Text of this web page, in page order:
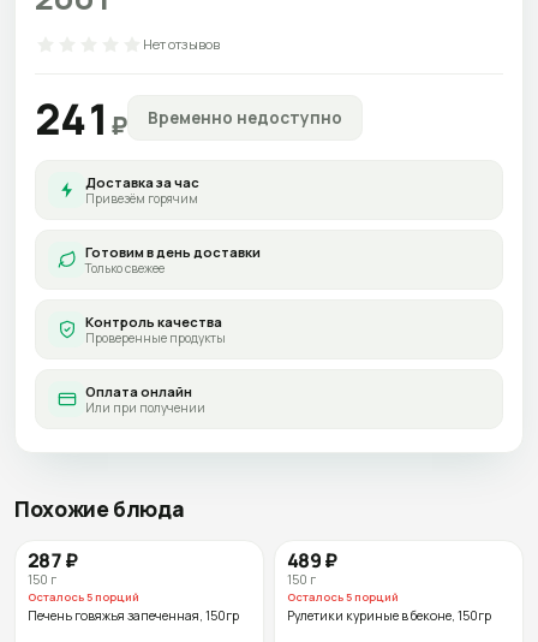
Нет отзывов
241 ₽ Временно недоступно
Доставка за час
Привезём горячим
Готовим в день доставки
Только свежее
Контроль качества
Проверенные продукты
Оплата онлайн
Или при получении
Похожие блюда
287₽
150 г
Осталось5порций
Печень говяжья запеченная, 150гр
489₽
150 г
Осталось5порций
Рулетики куриные в беконе, 150гр